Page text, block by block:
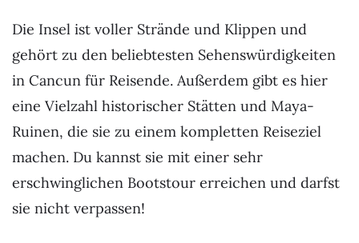
Die Insel ist voller Strände und Klippen und
gehört zu den beliebtesten Sehenswürdigkeiten
in Cancun für Reisende. Außerdem gibt es hier
eine Vielzahl historischer Stätten und Maya-
Ruinen, die sie zu einem kompletten Reiseziel
machen. Du kannst sie mit einer sehr
erschwinglichen Bootstour erreichen und darfst
sie nicht verpassen!